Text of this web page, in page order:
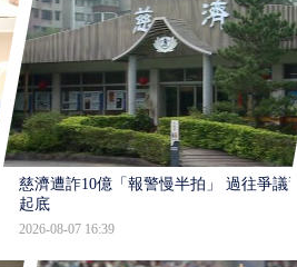
慈濟遭詐10億「報警慢半拍」 過往爭議遭
起底
2026-08-07 16:39